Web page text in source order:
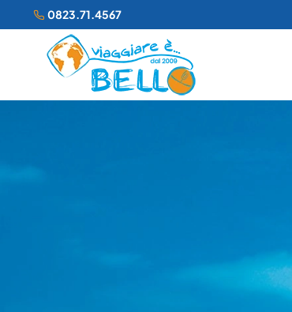
0823.71.4567